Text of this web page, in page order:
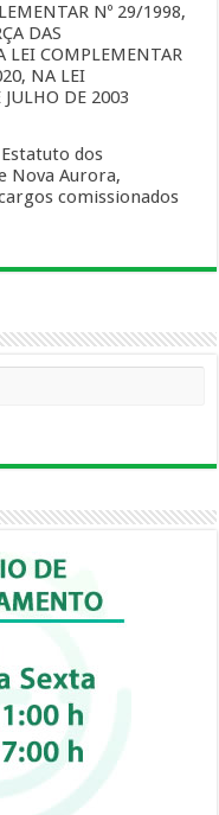
Nº 29/1998,
DAS
LEI COMPLEMENTAR
NA LEI
DE 2003
dos
Nova Aurora,
comissionados